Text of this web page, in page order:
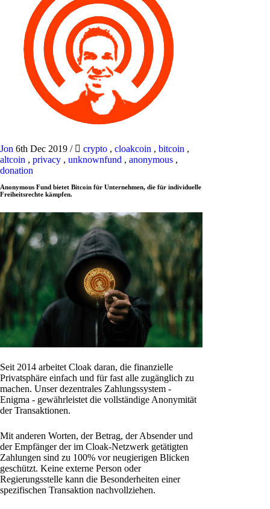
Jon 6th Dec 2019 / crypto , cloakcoin , bitcoin ,
altcoin , privacy , unknownfund , anonymous ,
donation
Anonymous Fund bietet Bitcoin für Unternehmen, die für individuelle
Freiheitsrechte kämpfen.
Seit 2014 arbeitet Cloak daran, die finanzielle
Privatsphäre einfach und für fast alle zugänglich zu
machen. Unser dezentrales Zahlungssystem -
Enigma - gewährleistet die vollständige Anonymität
der Transaktionen.
Mit anderen Worten, der Betrag, der Absender und
der Empfänger der im Cloak-Netzwerk getätigten
Zahlungen sind zu 100% vor neugierigen Blicken
geschützt. Keine externe Person oder
Regierungsstelle kann die Besonderheiten einer
spezifischen Transaktion nachvollziehen.